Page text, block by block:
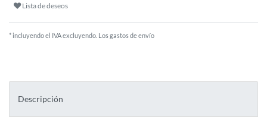
Lista de deseos
* incluyendo el IVA excluyendo. Los gastos de envío
Descripción